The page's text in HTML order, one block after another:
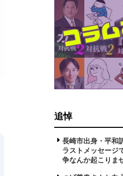
追悼
長崎市出身・平和
ラストメッセー
争なんか起こりま